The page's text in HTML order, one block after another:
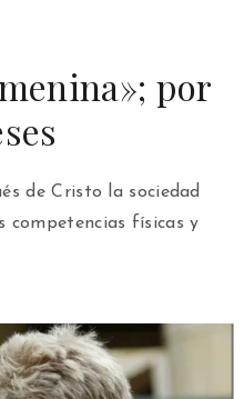
por
de Cristo la sociedad
competencias físicas y